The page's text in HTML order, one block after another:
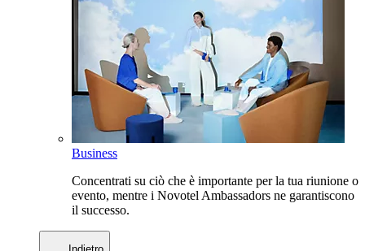
Business
Concentrati su ciò che è importante per la tua riunione o
evento, mentre i Novotel Ambassadors ne garantiscono
il successo.